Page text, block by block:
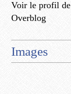
Voir le profil de
Overblog
Images